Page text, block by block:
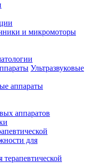
и микромоторы
Ультразвуковые
аппараты
аппаратов
для